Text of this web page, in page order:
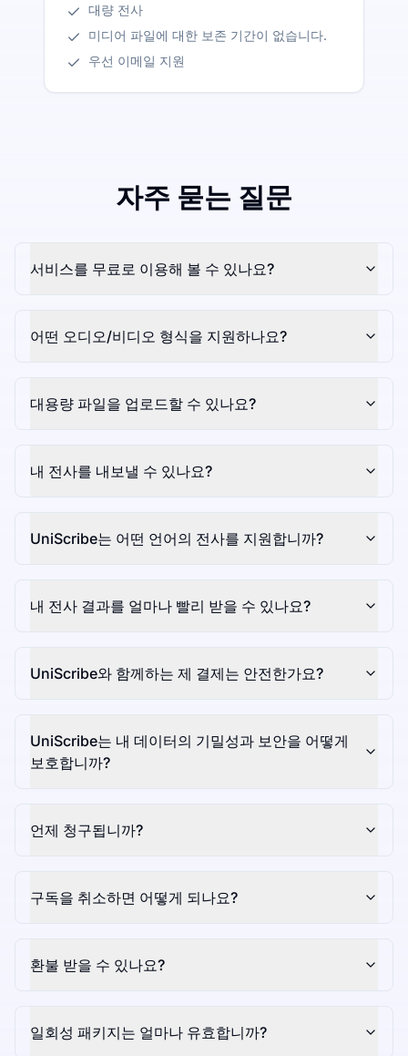
대량 전사
미디어 파일에 대한 보존 기간이 없습니다.
우선 이메일 지원
자주 묻는 질문
서비스를 무료로 이용해 볼 수 있나요?
어떤 오디오/비디오 형식을 지원하나요?
대용량 파일을 업로드할 수 있나요?
내 전사를 내보낼 수 있나요?
UniScribe는 어떤 언어의 전사를 지원합니까?
내 전사 결과를 얼마나 빨리 받을 수 있나요?
UniScribe와 함께하는 제 결제는 안전한가요?
UniScribe는 내 데이터의 기밀성과 보안을 어떻게
보호합니까?
언제 청구됩니까?
구독을 취소하면 어떻게 되나요?
환불 받을 수 있나요?
일회성 패키지는 얼마나 유효합니까?